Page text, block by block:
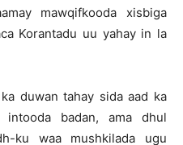
mawqifkooda xisbiga
Korantadu uu yahay in la
duwan tahay sida aad ka
intooda badan, ama dhul
ku waa mushkilada ugu